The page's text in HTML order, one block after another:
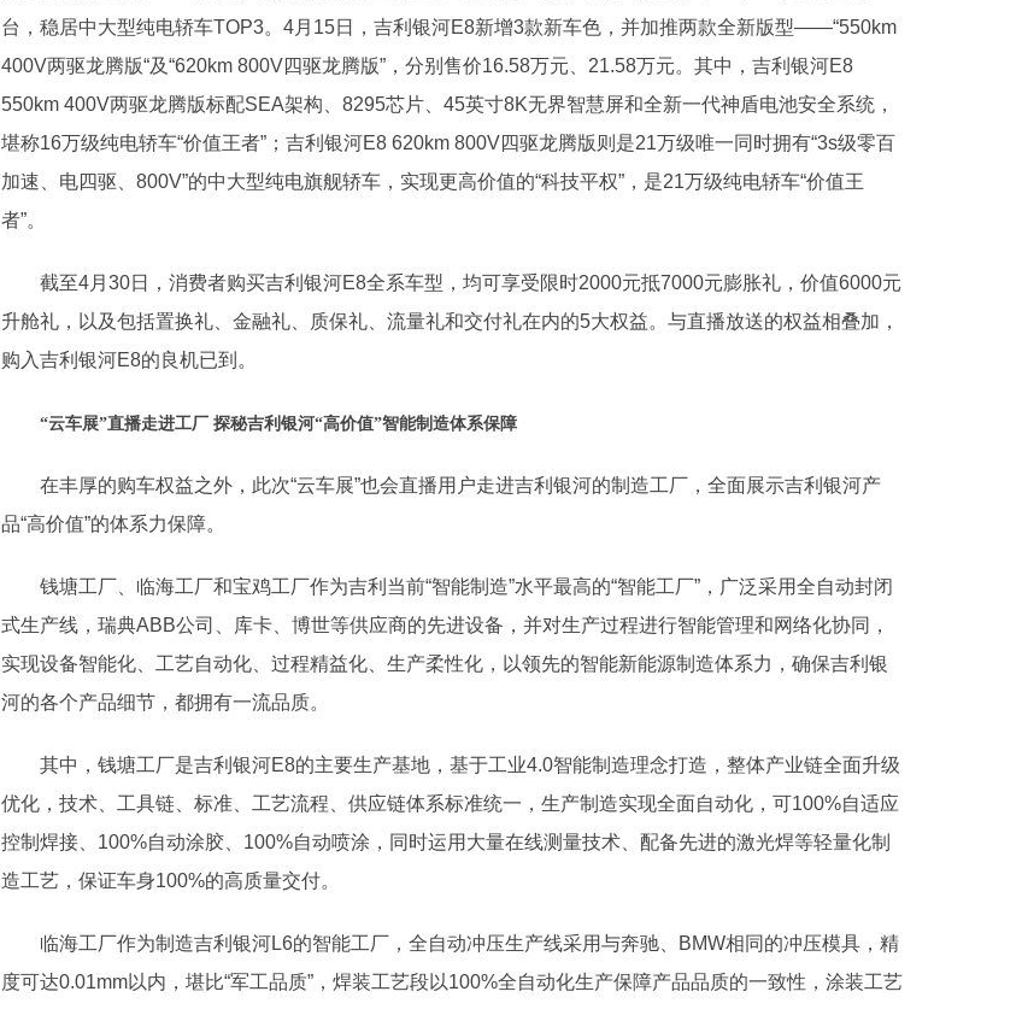
台，稳居中大型纯电轿车TOP3。4月15日，吉利银河E8新增3款新车色，并加推两款全新版型——“550km
400V两驱龙腾版“及“620km 800V四驱龙腾版”，分别售价16.58万元、21.58万元。其中，吉利银河E8
550km 400V两驱龙腾版标配SEA架构、8295芯片、45英寸8K无界智慧屏和全新一代神盾电池安全系统，
堪称16万级纯电轿车“价值王者”；吉利银河E8 620km 800V四驱龙腾版则是21万级唯一同时拥有“3s级零百
加速、电四驱、800V”的中大型纯电旗舰轿车，实现更高价值的“科技平权”，是21万级纯电轿车“价值王
者”。
截至4月30日，消费者购买吉利银河E8全系车型，均可享受限时2000元抵7000元膨胀礼，价值6000元
升舱礼，以及包括置换礼、金融礼、质保礼、流量礼和交付礼在内的5大权益。与直播放送的权益相叠加，
购入吉利银河E8的良机已到。
“云车展”直播走进工厂 探秘吉利银河“高价值”智能制造体系保障
在丰厚的购车权益之外，此次“云车展”也会直播用户走进吉利银河的制造工厂，全面展示吉利银河产
品“高价值”的体系力保障。
钱塘工厂、临海工厂和宝鸡工厂作为吉利当前“智能制造”水平最高的“智能工厂”，广泛采用全自动封闭
式生产线，瑞典ABB公司、库卡、博世等供应商的先进设备，并对生产过程进行智能管理和网络化协同，
实现设备智能化、工艺自动化、过程精益化、生产柔性化，以领先的智能新能源制造体系力，确保吉利银
河的各个产品细节，都拥有一流品质。
其中，钱塘工厂是吉利银河E8的主要生产基地，基于工业4.0智能制造理念打造，整体产业链全面升级
优化，技术、工具链、标准、工艺流程、供应链体系标准统一，生产制造实现全面自动化，可100%自适应
控制焊接、100%自动涂胶、100%自动喷涂，同时运用大量在线测量技术、配备先进的激光焊等轻量化制
造工艺，保证车身100%的高质量交付。
临海工厂作为制造吉利银河L6的智能工厂，全自动冲压生产线采用与奔驰、BMW相同的冲压模具，精
度可达0.01mm以内，堪比“军工品质”，焊装工艺段以100%全自动化生产保障产品品质的一致性，涂装工艺